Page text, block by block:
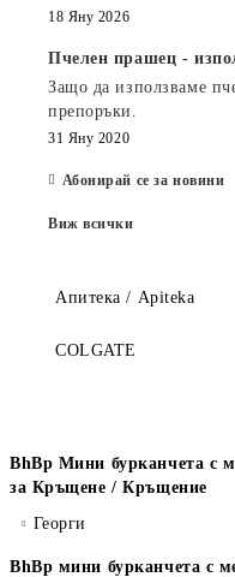
18 Яну 2026
Пчелен прашец -
Защо да използваме
препоръки.
31 Яну 2020
Абонирай се за новини
Виж всички
Апитека / Apiteka
COLGATE
BhBp Мини бурканчета с
за Кръщене / Кръщение
Георги
BhBp мини бурканчета с